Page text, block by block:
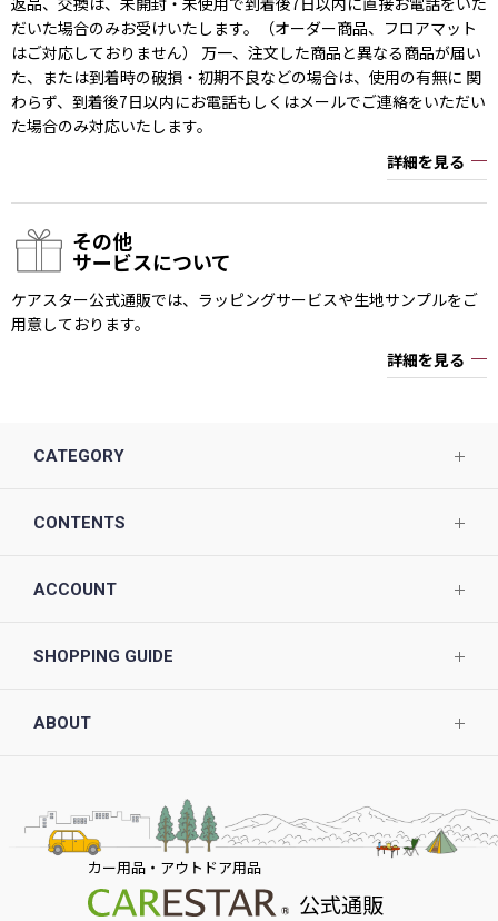
だいた場合のみお受けいたします。（オーダー商品、フロアマット
はご対応しておりません） 万一、注文した商品と異なる商品が届い
た、または到着時の破損・初期不良などの場合は、使用の有無に 関
わらず、到着後7日以内にお電話もしくはメールでご連絡をいただい
た場合のみ対応いたします。
詳細を見る
その他
サービスについて
ケアスター公式通販では、ラッピングサービスや生地サンプルをご
用意しております。
詳細を見る
CATEGORY
CONTENTS
ACCOUNT
SHOPPING GUIDE
ABOUT
カー用品・アウトドア用品
公式通販